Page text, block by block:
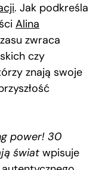
. Jak podkreśla
Alina
zwraca
czy
znają swoje
power! 30
świat wpisuje